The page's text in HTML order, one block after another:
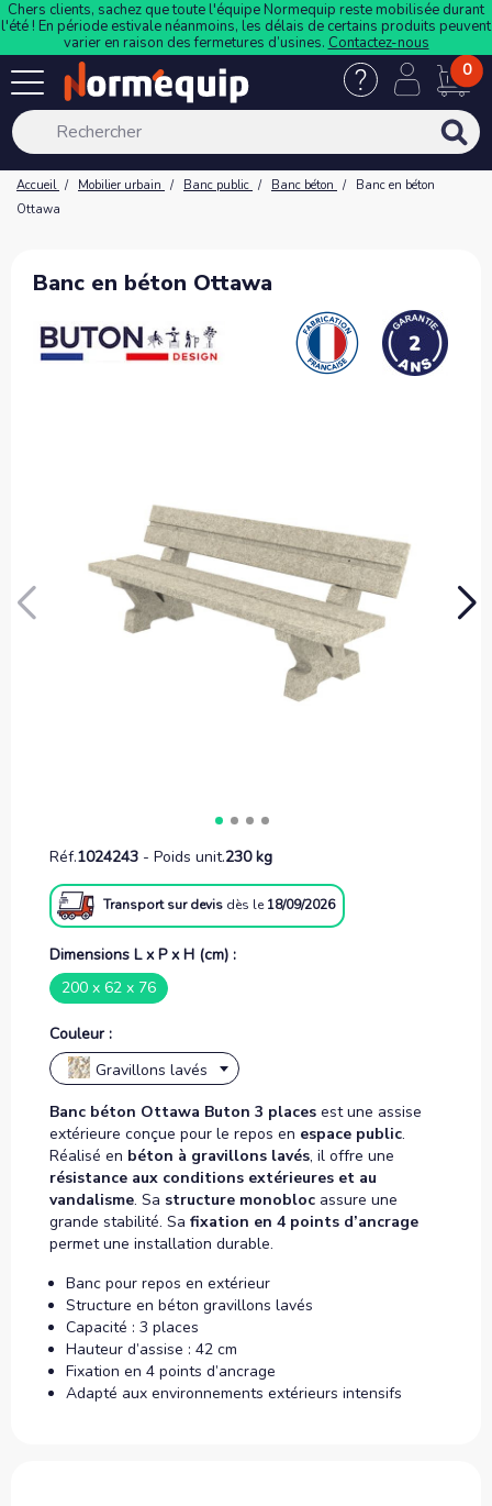
Chers clients, sachez que toute l'équipe Normequip reste mobilisée durant
l'été ! En période estivale néanmoins, les délais de certains produits peuvent
varier en raison des fermetures d’usines. Contactez-nous
0
Accueil Mobilier urbain Banc public Banc béton
Banc en béton
Ottawa
Banc en béton Ottawa
Réf.1024243 - Poids unit.230 kg
Transport sur devis dès le 18/09/2026
Dimensions L x P x H (cm) :
200 x 62 x 76
Couleur :
Gravillons lavés
Banc béton Ottawa Buton 3 places est une assise
extérieure conçue pour le repos en espace public.
Réalisé en béton à gravillons lavés, il offre une
résistance aux conditions extérieures et au
vandalisme. Sa structure monobloc assure une
grande stabilité. Sa fixation en 4 points d’ancrage
permet une installation durable.
Banc pour repos en extérieur
Structure en béton gravillons lavés
Capacité : 3 places
Hauteur d’assise : 42 cm
Fixation en 4 points d’ancrage
Adapté aux environnements extérieurs intensifs